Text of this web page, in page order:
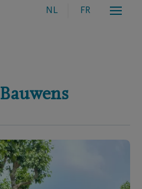
NL FR
Bauwens